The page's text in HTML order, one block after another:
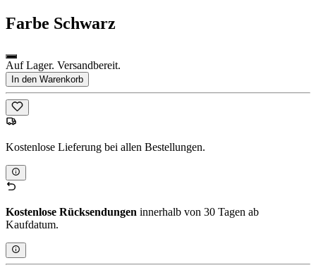
Farbe Schwarz
Auf Lager. Versandbereit.
In den Warenkorb
Kostenlose Lieferung bei allen Bestellungen.
Kostenlose Rücksendungen innerhalb von 30 Tagen ab
Kaufdatum.